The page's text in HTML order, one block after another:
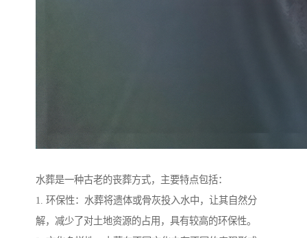
水葬是一种古老的丧葬方式，主要特点包括：
1. 环保性：水葬将遗体或骨灰投入水中，让其自然分
解，减少了对土地资源的占用，具有较高的环保性。